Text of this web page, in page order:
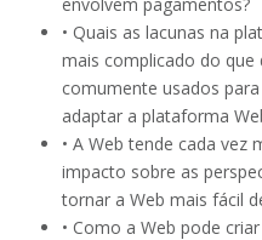
• Quais as lacunas na
mais complicado do que
comumente usados
adaptar a plataforma
• A Web tende cada vez
impacto sobre as
tornar a Web mais fácil
• Como a Web pode